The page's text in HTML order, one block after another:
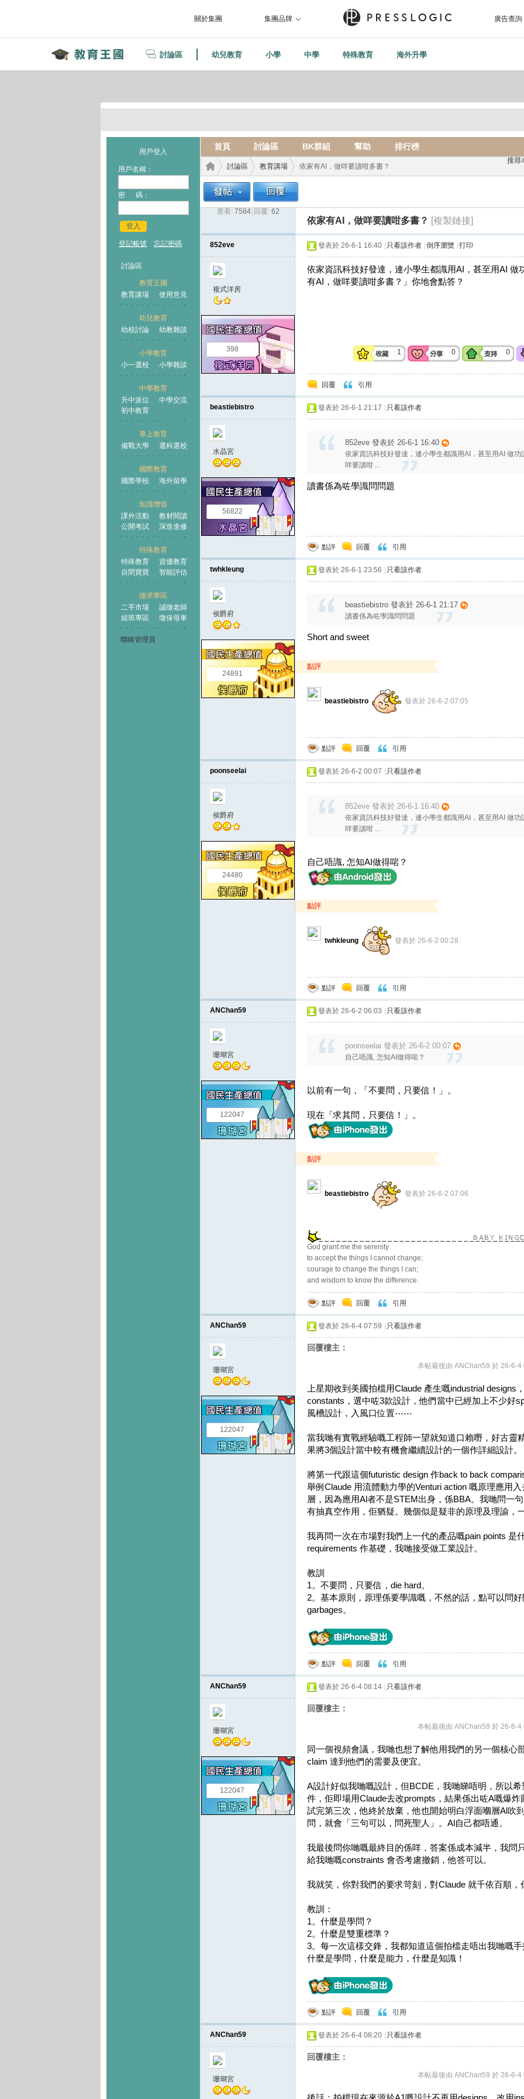
關於集團 集團品牌 廣告查詢
討論區 幼兒教育 小學 中學 特殊教育 海外升學
用戶登入
用戶名稱：
密 碼：
登入
登記帳號 忘記密碼
討論區
教育王國
教育講場
使用意見
幼兒教育
幼校討論
幼教雜談
小學教育
小一選校
小學雜談
中學教育
升中派位
中學交流
初中教育
專上教育
備戰大學
選科選校
國際教育
國際學校
海外留學
知識增值
課外活動
教材閱讀
公開考試
深造進修
特殊教育
特殊教育
資優教育
自閉寶寶
智能評估
徵求專區
二手市場
誠徵老師
組班專區
徵保母車
聯絡管理員
首頁 討論區 BK群組 幫助 排行榜
搜尋
王國
›
討論區
›
教育講場 依家有AI，做咩要讀咁多書？
查看: 7584 回覆: 62
依家有AI，做咩要讀咁多書？ [複製鏈接]
852eve
複式洋房
398
發表於 26-6-1 16:40 只看該作者 倒序瀏覽 打印
依家資訊科技好發達，連小學生都識用AI，甚至用AI 做
有AI，做咩要讀咁多書？」你地會點答？
1 0 0
回覆 引用
beastiebistro
水晶宮
56822
發表於 26-6-1 21:17 只看該作者
852eve 發表於 26-6-1 16:40
依家資訊科技好發達，連小學生都識用AI，甚至用AI 做
咩要讀咁 ...
讀書係為咗學識問問題
點評 回覆 引用
twhkleung
侯爵府
24891
發表於 26-6-1 23:56 只看該作者
beastiebistro 發表於 26-6-1 21:17
讀書係為咗學識問問題
Short and sweet
點評
beastiebistro 發表於 26-6-2 07:05
點評 回覆 引用
poonseelai
侯爵府
24480
發表於 26-6-2 00:07 只看該作者
852eve 發表於 26-6-1 16:40
依家資訊科技好發達，連小學生都識用AI，甚至用AI 做
咩要讀咁 ...
自己唔識, 怎知AI做得啱？
點評
twhkleung 發表於 26-6-2 00:28
點評 回覆 引用
ANChan59
珊瑚宮
122047
發表於 26-6-2 06:03 只看該作者
poonseelai 發表於 26-6-2 00:07
自己唔識, 怎知AI做得啱？
以前有一句，「不要問，只要信！」。
現在「求其問，只要信！」。
點評
beastiebistro 發表於 26-6-2 07:06
God grant me the serenity
to accept the things I cannot change;
courage to change the things I can;
and wisdom to know the difference.
點評 回覆 引用
ANChan59
珊瑚宮
122047
發表於 26-6-4 07:59 只看該作者
回覆樓主：
本帖最後由 ANChan59 於 26-6-4
上星期收到美國拍檔用Claude 產生嘅industrial
constants，選中咗3款設計，他們當中已經加上不少好
風槽設計，入風口位置⋯⋯
當我哋有實戰經驗嘅工程師一望就知道口賴嘢，好古靈
果將3個設計當中較有機會繼續設計的一個作詳細設計。
將第一代跟這個futuristic design 作back to back
舉例Claude 用流體動力學的Venturi action 嘅原理應用
層，因為應用Al者不是STEM出身，係BBA。我哋問一
有抽真空作用，佢猶疑。幾個似是疑非的原理及理諭，
我再問一次在市場對我們上一代的產品嘅pain points 是
requirements 作基礎，我哋接受做工業設計。
教訓
1。不要問，只要信，die hard。
2。基本原則，原理係要學識嘅，不然的話，點可以問
garbages。
點評 回覆 引用
ANChan59
珊瑚宮
122047
發表於 26-6-4 08:14 只看該作者
回覆樓主：
本帖最後由 ANChan59 於 26-6-4
同一個視頻會議，我哋也想了解他用我們的另一個核心
claim 達到他們的需要及便宜。
A設計好似我哋嘅設計，但BCDE，我哋睇唔明，所以
件，佢即場用Claude去改prompts，結果係出咗A嘅爆
試完第三次，他終於放棄，他也開始明白浮面嗰層Al吹
問，就會「三句可以，問死聖人」。Al自己都唔通。
我最後問你哋嘅最終目的係咩，答案係成本減半，我問
給我哋嘅constraints 會否考慮撤銷，他答可以。
我就笑，你對我們的要求苛刻，對Claude 就千依百順
教訓：
1。什麼是學問？
2。什麼是雙重標準？
3。每一次這樣交鋒，我都知道這個拍檔走唔出我哋嘅
什麼是學問，什麼是能力，什麼是知識！
點評 回覆 引用
ANChan59
珊瑚宮
發表於 26-6-4 08:20 只看該作者
回覆樓主：
本帖最後由 ANChan59 於 26-6-4